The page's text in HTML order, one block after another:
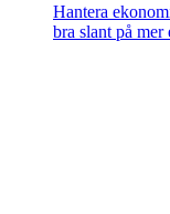
Hantera
bra slant på mer